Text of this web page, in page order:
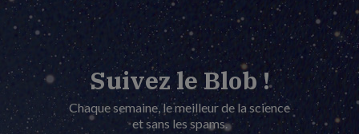
Suivez le Blob !
Chaque semaine, le meilleur de la science
et sans les spams.